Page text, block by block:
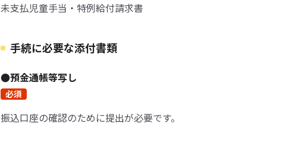
未支払児童手当・特例給付請求書
手続に必要な添付書類
●預金通帳等写し
必須
振込口座の確認のために提出が必要です。